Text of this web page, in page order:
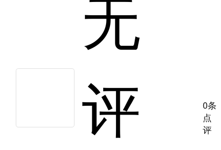
无
评
0条
点
评